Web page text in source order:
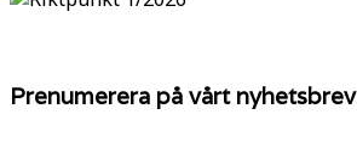
Prenumerera på vårt nyhetsbrev